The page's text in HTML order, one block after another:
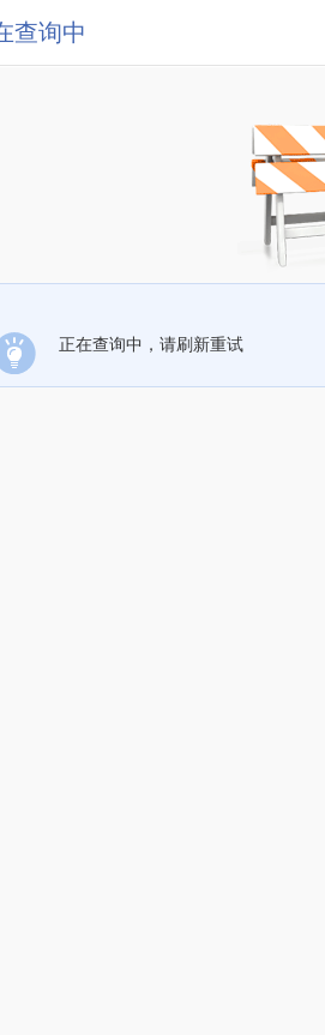
查询中
正在查询中，请刷新重试